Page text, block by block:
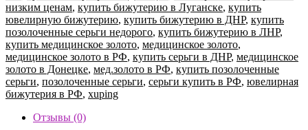
низким ценам, купить бижутерию в Луганске, купить
ювелирную бижутерию, купить бижутерию в ДНР, купить
позолоченные серьги недорого, купить бижутерию в ЛНР,
купить медицинское золото, медицинское золото,
медицинское золото в РФ, купить серьги в ДНР, медицинское
золото в Донецке, мед.золото в РФ, купить позолоченные
серьги, позолоченные серьги, серьги купить в РФ, ювелирная
бижутерия в РФ, xuping
Отзывы (0)